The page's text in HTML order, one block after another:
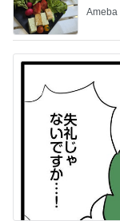
Ameba